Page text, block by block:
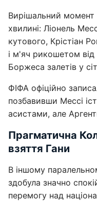
Вирішальний момент
хвилині: Ліонель
кутового, Крістіан
і м'яч рикошетом від
Боржеса залетів у
ФІФА офіційно
позбавивши Мессі
асистами, але
Прагматична
взяття Гани
В іншому
здобула значно
перемогу над